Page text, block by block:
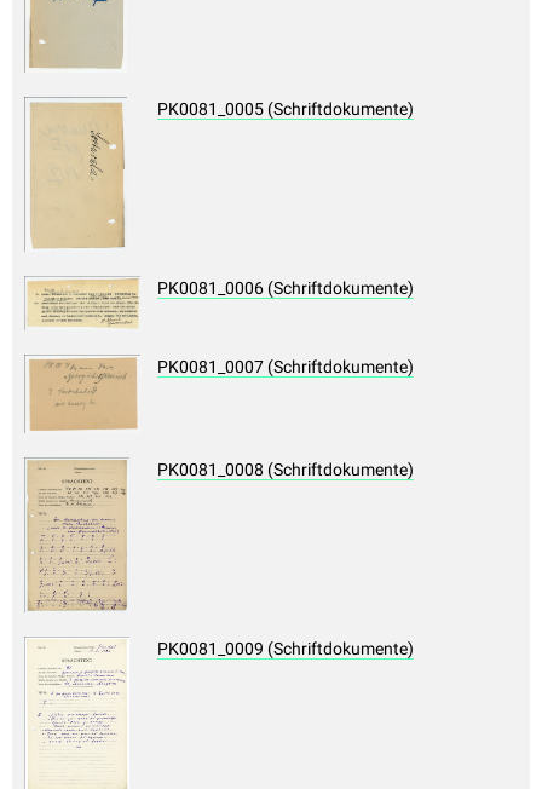
PK0081_0005 (Schriftdokumente)
PK0081_0006 (Schriftdokumente)
PK0081_0007 (Schriftdokumente)
PK0081_0008 (Schriftdokumente)
PK0081_0009 (Schriftdokumente)